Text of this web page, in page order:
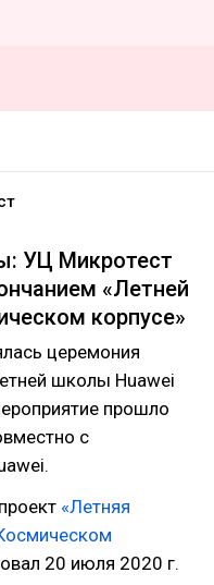
УЦ Микротест
«Летней
корпусе»
церемония
школы Huawei
прошло
с
«Летняя
20 июля 2020 г.